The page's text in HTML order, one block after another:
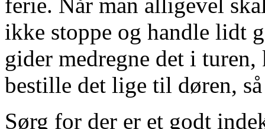
ferie. Når man alligevel
ikke stoppe og handle lidt
gider medregne det i
bestille det lige til døren,
Sørg for der er et godt